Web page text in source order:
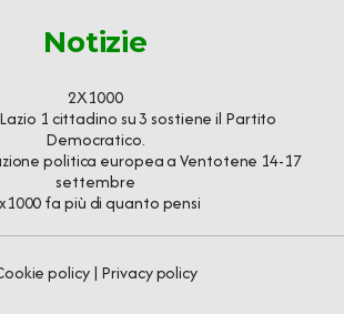
Notizie
2X1000
1 cittadino su 3 sostiene il Partito
Democratico.
politica europea a Ventotene 14-17
settembre
fa più di quanto pensi
policy| Privacy policy